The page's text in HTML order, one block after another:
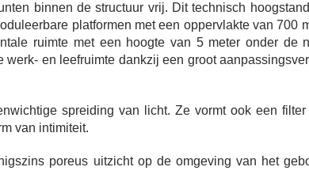
binnen de structuur vrij. Dit technisch
platformen met een oppervlakte van 700
ruimte met een hoogte van 5 meter onder de
en leefruimte dankzij een groot
spreiding van licht. Ze vormt ook een filter
van intimiteit.
poreus uitzicht op de omgeving van het